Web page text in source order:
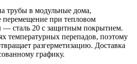
трубы в модульные дома,
перемещение при тепловом
— сталь 20 с защитным покрытием.
температурных перепадов, поэтому
разгерметизацию. Доставка
графику.